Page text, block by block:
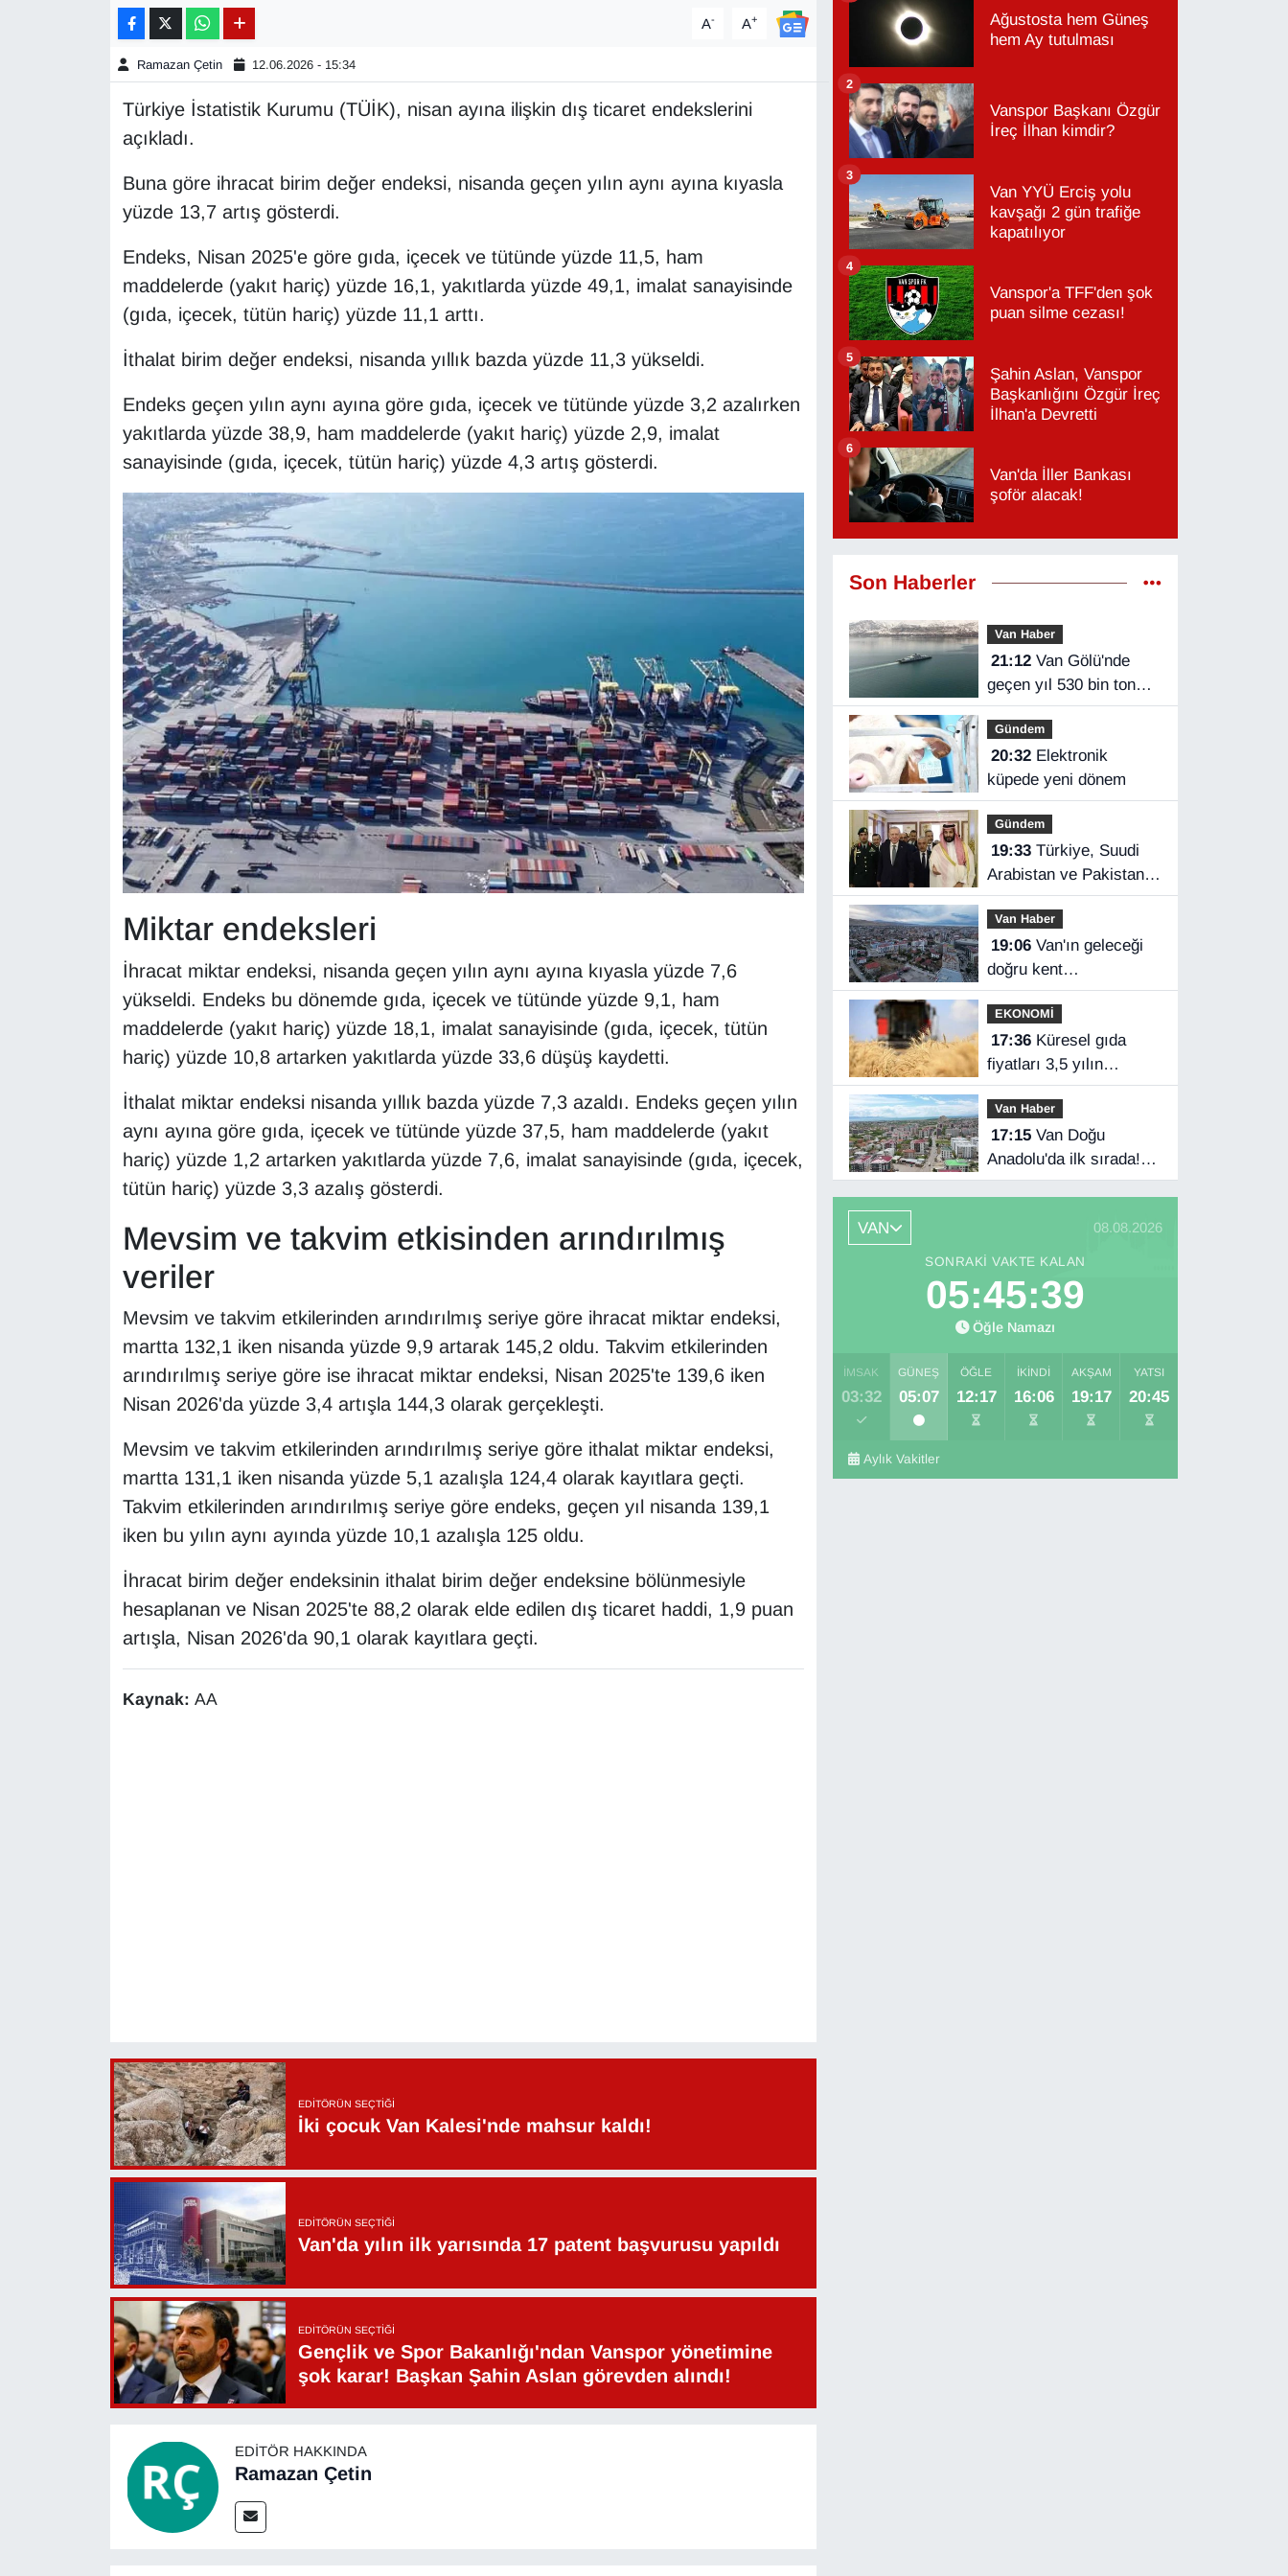
A- A+
Ramazan Çetin 12.06.2026 - 15:34
Türkiye İstatistik Kurumu (TÜİK), nisan ayına ilişkin dış ticaret endekslerini
açıkladı.
Buna göre ihracat birim değer endeksi, nisanda geçen yılın aynı ayına kıyasla
yüzde 13,7 artış gösterdi.
Endeks, Nisan 2025'e göre gıda, içecek ve tütünde yüzde 11,5, ham
maddelerde (yakıt hariç) yüzde 16,1, yakıtlarda yüzde 49,1, imalat sanayisinde
(gıda, içecek, tütün hariç) yüzde 11,1 arttı.
İthalat birim değer endeksi, nisanda yıllık bazda yüzde 11,3 yükseldi.
Endeks geçen yılın aynı ayına göre gıda, içecek ve tütünde yüzde 3,2 azalırken
yakıtlarda yüzde 38,9, ham maddelerde (yakıt hariç) yüzde 2,9, imalat
sanayisinde (gıda, içecek, tütün hariç) yüzde 4,3 artış gösterdi.
Miktar endeksleri
İhracat miktar endeksi, nisanda geçen yılın aynı ayına kıyasla yüzde 7,6
yükseldi. Endeks bu dönemde gıda, içecek ve tütünde yüzde 9,1, ham
maddelerde (yakıt hariç) yüzde 18,1, imalat sanayisinde (gıda, içecek, tütün
hariç) yüzde 10,8 artarken yakıtlarda yüzde 33,6 düşüş kaydetti.
İthalat miktar endeksi nisanda yıllık bazda yüzde 7,3 azaldı. Endeks geçen yılın
aynı ayına göre gıda, içecek ve tütünde yüzde 37,5, ham maddelerde (yakıt
hariç) yüzde 1,2 artarken yakıtlarda yüzde 7,6, imalat sanayisinde (gıda, içecek,
tütün hariç) yüzde 3,3 azalış gösterdi.
Mevsim ve takvim etkisinden arındırılmış
veriler
Mevsim ve takvim etkilerinden arındırılmış seriye göre ihracat miktar endeksi,
martta 132,1 iken nisanda yüzde 9,9 artarak 145,2 oldu. Takvim etkilerinden
arındırılmış seriye göre ise ihracat miktar endeksi, Nisan 2025'te 139,6 iken
Nisan 2026'da yüzde 3,4 artışla 144,3 olarak gerçekleşti.
Mevsim ve takvim etkilerinden arındırılmış seriye göre ithalat miktar endeksi,
martta 131,1 iken nisanda yüzde 5,1 azalışla 124,4 olarak kayıtlara geçti.
Takvim etkilerinden arındırılmış seriye göre endeks, geçen yıl nisanda 139,1
iken bu yılın aynı ayında yüzde 10,1 azalışla 125 oldu.
İhracat birim değer endeksinin ithalat birim değer endeksine bölünmesiyle
hesaplanan ve Nisan 2025'te 88,2 olarak elde edilen dış ticaret haddi, 1,9 puan
artışla, Nisan 2026'da 90,1 olarak kayıtlara geçti.
Kaynak: AA
EDITÖRÜN SEÇTIĞI
İki çocuk Van Kalesi'nde mahsur kaldı!
EDITÖRÜN SEÇTIĞI
Van'da yılın ilk yarısında 17 patent başvurusu yapıldı
EDITÖRÜN SEÇTIĞI
Gençlik ve Spor Bakanlığı'ndan Vanspor yönetimine
şok karar! Başkan Şahin Aslan görevden alındı!
EDITÖR HAKKINDA
Ramazan Çetin
Ağustosta hem Güneş
hem Ay tutulması
Vanspor Başkanı Özgür
İreç İlhan kimdir?
2
Van YYÜ Erciş yolu
kavşağı 2 gün trafiğe
kapatılıyor
3
Vanspor'a TFF'den şok
puan silme cezası!
4
Şahin Aslan, Vanspor
Başkanlığını Özgür İreç
İlhan'a Devretti
5
Van'da İller Bankası
şoför alacak!
6
Son Haberler
Van Haber
21:12Van Gölü'nde
geçen yıl 530 bin ton
yük taşındı
Gündem
20:32Elektronik
küpede yeni dönem
Gündem
19:33Türkiye, Suudi
Arabistan ve Pakistan
üçlü savunma
anlaşması imzaladı
Van Haber
19:06Van'ın geleceği
doğru kent
planlamasında
EKONOMİ
17:36Küresel gıda
fiyatları 3,5 yılın
zirvesinde
Van Haber
17:15Van Doğu
Anadolu'da ilk sırada!
Bakanlık verileri
VAN
08.08.2026
SONRAKI VAKTE KALAN
05:45:38
Öğle Namazı
İMSAK
03:32
GÜNEŞ
05:07
ÖĞLE
12:17
İKINDI
16:06
AKŞAM
19:17
YATSI
20:45
Aylık Vakitler
Gündem
HABERDE İNSAN
Kamu Alımları
ONE EKONOMİ
POLİTİKA
Resmi İlanlar
RÖPORTAJ
Sinema - TV
TEKNOLOJİ
VAN'DA SPOR